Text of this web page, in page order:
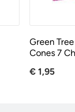
Green
Cones 7
€ 1,95